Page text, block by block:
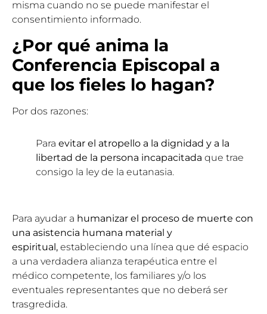
misma cuando no se puede manifestar el
consentimiento informado.
¿Por qué anima la
Conferencia Episcopal a
que los fieles lo hagan?
Por dos razones:
Para evitar el atropello a la dignidad y a la
libertad de la persona incapacitada que trae
consigo la ley de la eutanasia.
Para ayudar a humanizar el proceso de muerte con
una asistencia humana material y
espiritual, estableciendo una línea que dé espacio
a una verdadera alianza terapéutica entre el
médico competente, los familiares y/o los
eventuales representantes que no deberá ser
trasgredida.